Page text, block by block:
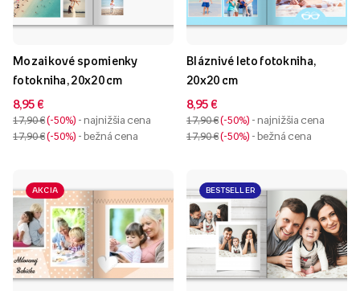
Mozaikové spomienky
fotokniha, 20x20 cm
8,95 €
17,90 € -50% - najnižšia cena
17,90 € -50% - bežná cena
Bláznivé leto fotokniha,
20x20 cm
8,95 €
17,90 € -50% - najnižšia cena
17,90 € -50% - bežná cena
AKCIA BESTSELLER